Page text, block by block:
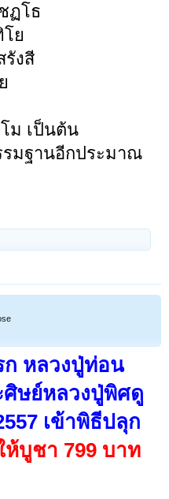
ฏโธ
ย
รังสี
ม เป็นต้น
รมฐานอีกประมาณ
ก หลวงปู่ท่อน
ษย์หลวงปู่พิศดู
เข้าพิธีปลุก
ห้บูชา 799 บาท